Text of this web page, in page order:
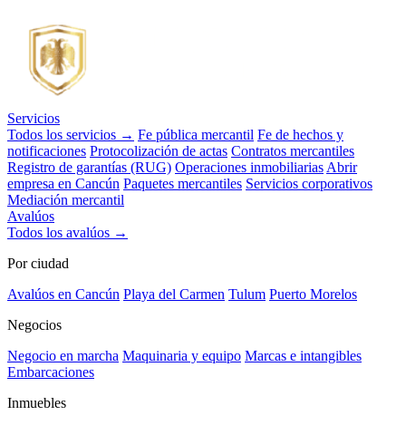
Servicios
Todos los servicios → Fe pública mercantil Fe de hechos y
notificaciones Protocolización de actas Contratos mercantiles
Registro de garantías (RUG) Operaciones inmobiliarias Abrir
empresa en Cancún Paquetes mercantiles Servicios corporativos
Mediación mercantil
Avalúos
Todos los avalúos →
Por ciudad
Avalúos en Cancún Playa del Carmen Tulum Puerto Morelos
Negocios
Negocio en marcha Maquinaria y equipo Marcas e intangibles
Embarcaciones
Inmuebles